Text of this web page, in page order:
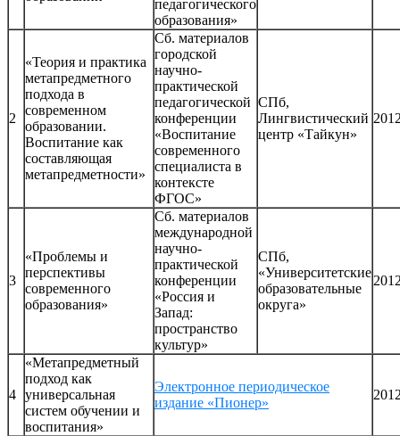
педагогического
образования»
2
«Теория и практика
метапредметного
подхода в
современном
образовании.
Воспитание как
составляющая
метапредметности»
Сб. материалов
городской
научно-
практической
педагогической
конференции
«Воспитание
современного
специалиста в
контексте
ФГОС»
СПб,
Лингвистический
центр «Тайкун»
3
«Проблемы и
перспективы
современного
образования»
Сб. материалов
международной
научно-
практической
конференции
«Россия и
Запад:
пространство
культур»
СПб,
«Университетские
образовательные
округа»
4
«Метапредметный
подход как
универсальная
систем обучении и
воспитания»
Электронное периодическое
издание «Пионер»